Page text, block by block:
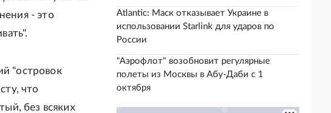
- это
"островок
что
без всяких
Atlantic: Маск отказывает Украине в
использовании Starlink для ударов по
России
"Аэрофлот" возобновит регулярные
полеты из Москвы в Абу-Даби с 1
октября